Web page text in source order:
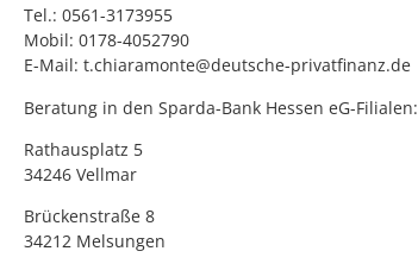
Tel.: 0561-3173955
Mobil: 0178-4052790
E-Mail: t.chiaramonte@deutsche-privatfinanz.de
Beratung in den Sparda-Bank Hessen eG-Filialen:
Rathausplatz 5
34246 Vellmar
Brückenstraße 8
34212 Melsungen